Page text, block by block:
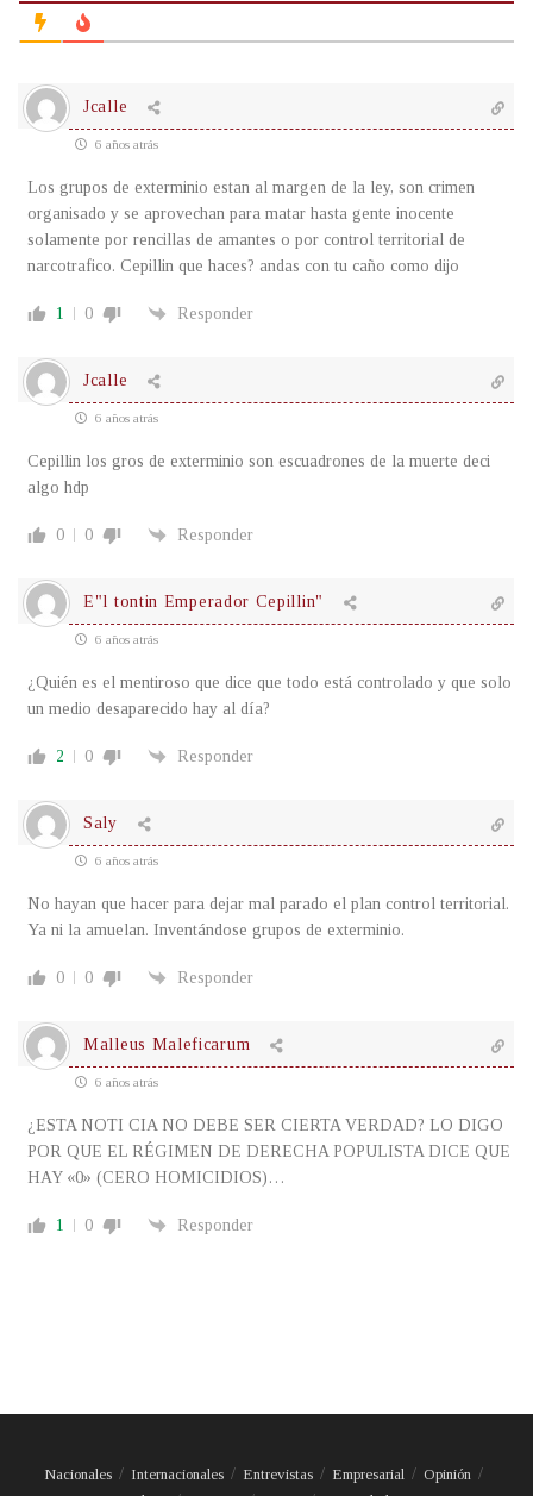
Jcalle
6 años atrás
Los grupos de exterminio estan al margen de la ley, son crimen
organisado y se aprovechan para matar hasta gente inocente
solamente por rencillas de amantes o por control territorial de
narcotrafico. Cepillin que haces? andas con tu caño como dijo
1 0 Responder
Jcalle
6 años atrás
Cepillin los gros de exterminio son escuadrones de la muerte deci
algo hdp
0 0 Responder
E"l tontin Emperador Cepillin"
6 años atrás
¿Quién es el mentiroso que dice que todo está controlado y que solo
un medio desaparecido hay al día?
2 0 Responder
Saly
6 años atrás
No hayan que hacer para dejar mal parado el plan control territorial.
Ya ni la amuelan. Inventándose grupos de exterminio.
0 0 Responder
Malleus Maleficarum
6 años atrás
¿ESTA NOTI CIA NO DEBE SER CIERTA VERDAD? LO DIGO
POR QUE EL RÉGIMEN DE DERECHA POPULISTA DICE QUE
HAY «0» (CERO HOMICIDIOS)…
1 0 Responder
Nacionales Internacionales Entrevistas Empresarial
Opinión